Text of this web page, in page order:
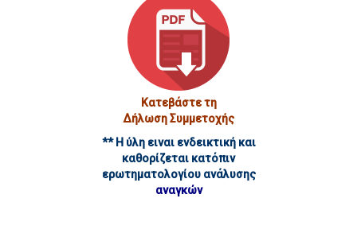
Κατεβάστε τη
Δήλωση Συμμετοχής
** Η ύλη ειναι ενδεικτική και
καθορίζεται κατόπιν
ερωτηματολογίου ανάλυσης
αναγκών